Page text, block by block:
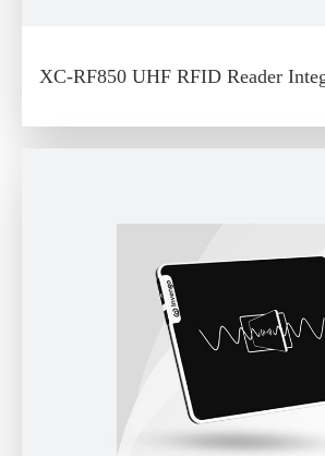
XC-RF850 UHF RFID Reader